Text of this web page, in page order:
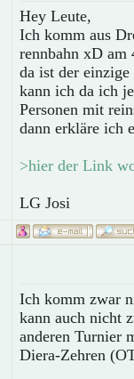
Hey Leute,
Ich komm aus
rennbahn xD am
da ist der
kann ich da ich
Personen mit
dann erkläre ich
>hier der Link
LG Josi
Ich komm zwar
kann auch nicht
anderen Turnier
Diera-Zehren